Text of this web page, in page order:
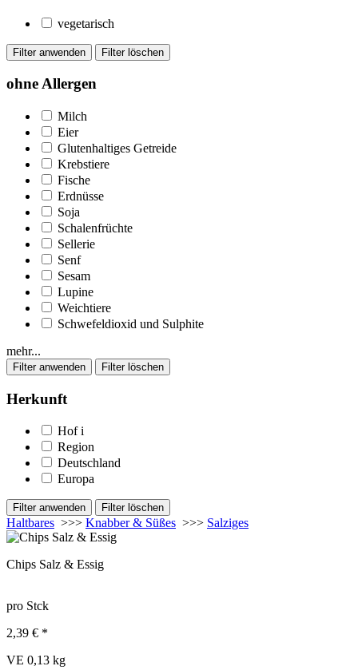
vegetarisch
ohne Allergen
Milch
Eier
Glutenhaltiges Getreide
Krebstiere
Fische
Erdnüsse
Soja
Schalenfrüchte
Sellerie
Senf
Sesam
Lupine
Weichtiere
Schwefeldioxid und Sulphite
mehr...
Herkunft
Hof i
Region
Deutschland
Europa
Haltbares >>> Knabber & Süßes >>> Salziges
Chips Salz & Essig
pro Stck
2,39 € *
VE 0,13 kg